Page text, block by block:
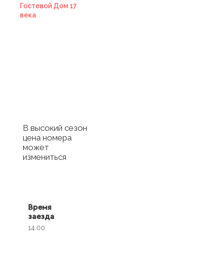
Гостевой Дом 17
века
В высокий сезон
цена номера
может
измениться
Время
заезда
14.00